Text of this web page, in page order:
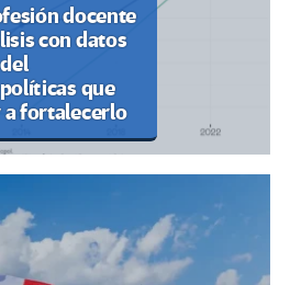
docente
con datos
que
fortalecerlo